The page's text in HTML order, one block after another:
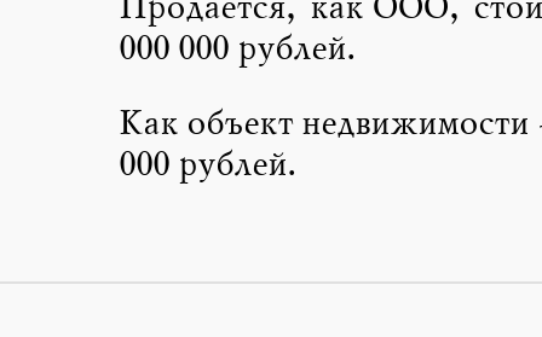
Продается, как ООО,
000 000 рублей.
Как объект недвижимости
000 рублей.